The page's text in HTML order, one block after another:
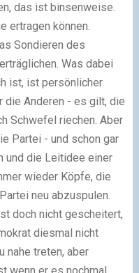
das ist binsenweise.
ertragen können.
Sondieren des
Was dabei
ist, ist persönlicher
die Anderen - es gilt, die
Schwefel riechen. Aber
Partei - und schon gar
und die Leitidee einer
wieder Köpfe, die
neu abzuspulen.
doch nicht gescheitert,
diesmal nicht
nahe treten, aber